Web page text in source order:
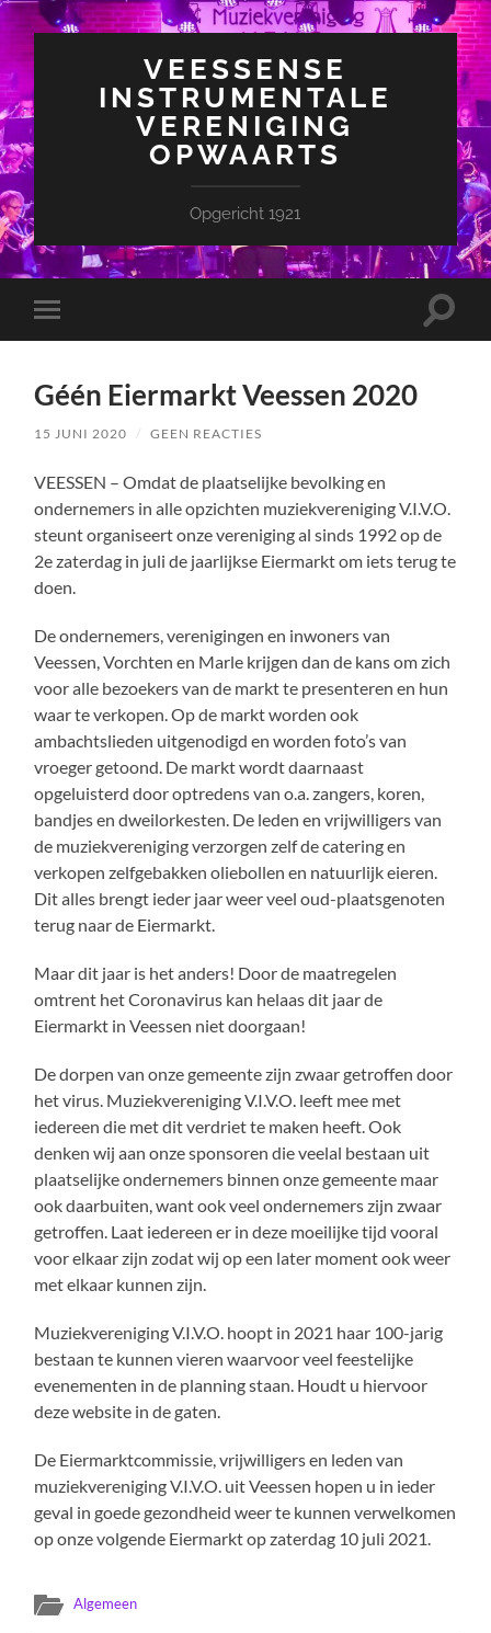
VEESSENSE
INSTRUMENTALE
VERENIGING
OPWAARTS
Opgericht 1921
Toggle
mobiel
Toggle
Géén Eiermarkt Veessen 2020
15 JUNI 2020 / GEEN REACTIES
VEESSEN – Omdat de plaatselijke bevolking en
ondernemers in alle opzichten muziekvereniging V.I.V.O.
steunt organiseert onze vereniging al sinds 1992 op de
2e zaterdag in juli de jaarlijkse Eiermarkt om iets terug te
doen.
De ondernemers, verenigingen en inwoners van
Veessen, Vorchten en Marle krijgen dan de kans om zich
voor alle bezoekers van de markt te presenteren en hun
waar te verkopen. Op de markt worden ook
ambachtslieden uitgenodigd en worden foto’s van
vroeger getoond. De markt wordt daarnaast
opgeluisterd door optredens van o.a. zangers, koren,
bandjes en dweilorkesten. De leden en vrijwilligers van
de muziekvereniging verzorgen zelf de catering en
verkopen zelfgebakken oliebollen en natuurlijk eieren.
Dit alles brengt ieder jaar weer veel oud-plaatsgenoten
terug naar de Eiermarkt.
Maar dit jaar is het anders! Door de maatregelen
omtrent het Coronavirus kan helaas dit jaar de
Eiermarkt in Veessen niet doorgaan!
De dorpen van onze gemeente zijn zwaar getroffen door
het virus. Muziekvereniging V.I.V.O. leeft mee met
iedereen die met dit verdriet te maken heeft. Ook
denken wij aan onze sponsoren die veelal bestaan uit
plaatselijke ondernemers binnen onze gemeente maar
ook daarbuiten, want ook veel ondernemers zijn zwaar
getroffen. Laat iedereen er in deze moeilijke tijd vooral
voor elkaar zijn zodat wij op een later moment ook weer
met elkaar kunnen zijn.
Muziekvereniging V.I.V.O. hoopt in 2021 haar 100-jarig
bestaan te kunnen vieren waarvoor veel feestelijke
evenementen in de planning staan. Houdt u hiervoor
deze website in de gaten.
De Eiermarktcommissie, vrijwilligers en leden van
muziekvereniging V.I.V.O. uit Veessen hopen u in ieder
geval in goede gezondheid weer te kunnen verwelkomen
op onze volgende Eiermarkt op zaterdag 10 juli 2021.
Algemeen